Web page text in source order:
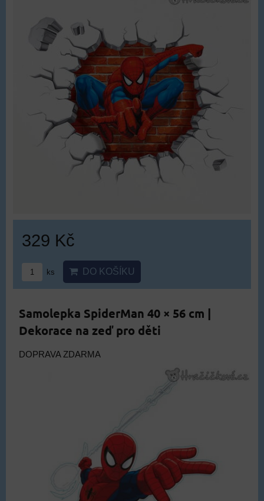
329 Kč
ks DO KOŠÍKU
Samolepka SpiderMan 40 × 56 cm |
Dekorace na zeď pro děti
DOPRAVA ZDARMA